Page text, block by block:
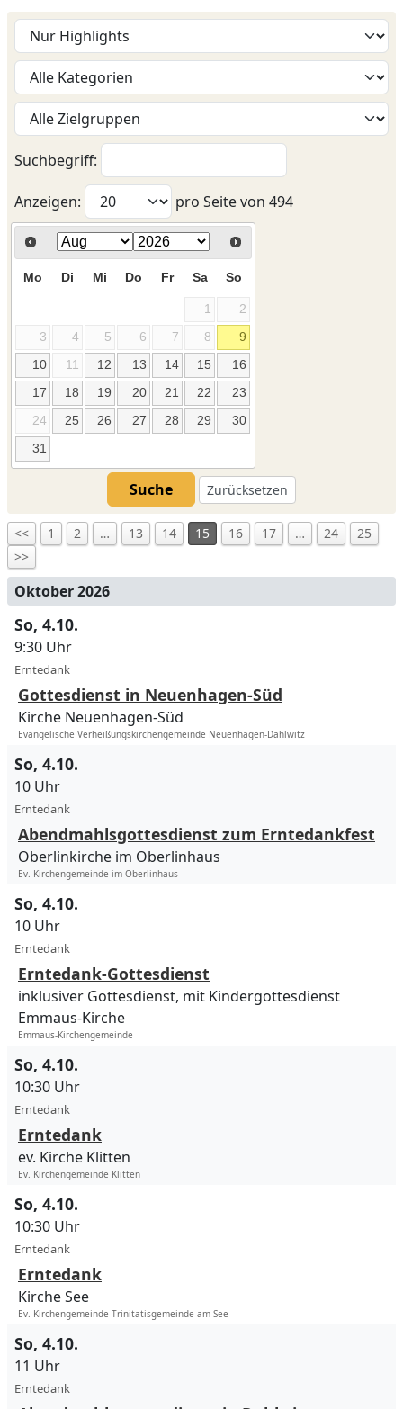
Suchbegriff:
Anzeigen: pro Seite von 494
Mo Di Mi Do Fr Sa So
1
2
3
4 5 6 7 8
9
10
11 12 13 14 15
16
17
18 19 20 21 22
23
24
25 26 27 28 29
30
31
Suche Zurücksetzen
<< 1 2 … 13 14 15 16 17 … 24
25
>>
Oktober 2026
So, 4.10.
9:30 Uhr
Erntedank
Gottesdienst in Neuenhagen-Süd
Kirche Neuenhagen-Süd
Evangelische Verheißungskirchengemeinde Neuenhagen-Dahlwitz
So, 4.10.
10 Uhr
Erntedank
Abendmahlsgottesdienst zum Erntedankfest
Oberlinkirche im Oberlinhaus
Ev. Kirchengemeinde im Oberlinhaus
So, 4.10.
10 Uhr
Erntedank
Erntedank-Gottesdienst
inklusiver Gottesdienst, mit Kindergottesdienst
Emmaus-Kirche
Emmaus-Kirchengemeinde
So, 4.10.
10:30 Uhr
Erntedank
Erntedank
ev. Kirche Klitten
Ev. Kirchengemeinde Klitten
So, 4.10.
10:30 Uhr
Erntedank
Erntedank
Kirche See
Ev. Kirchengemeinde Trinitatisgemeinde am See
So, 4.10.
11 Uhr
Erntedank